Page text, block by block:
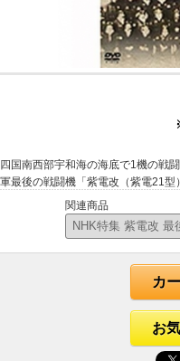
四国南西部宇和海の海底で1機の戦
軍最後の戦闘機「紫電改（紫電21型
関連商品
カ
お